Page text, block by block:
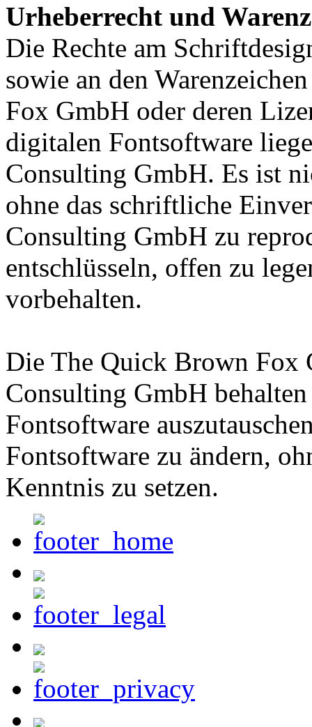
Urheberrecht und
Die Rechte am
sowie an den
Fox GmbH oder deren
digitalen Fontsoftware
Consulting GmbH. Es ist
ohne das schriftliche
Consulting GmbH zu
entschlüsseln, offen zu
vorbehalten.
Die The Quick Brown Fox
Consulting GmbH
Fontsoftware
Fontsoftware zu ändern,
Kenntnis zu setzen.